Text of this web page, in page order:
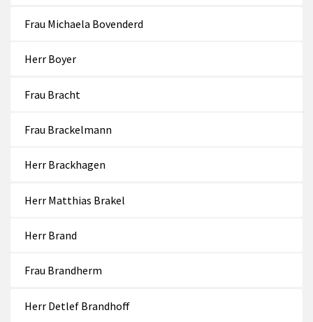
Frau Michaela Bovenderd
Herr Boyer
Frau Bracht
Frau Brackelmann
Herr Brackhagen
Herr Matthias Brakel
Herr Brand
Frau Brandherm
Herr Detlef Brandhoff